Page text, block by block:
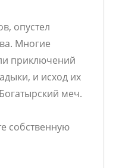
опустел
Многие
приключений
и исход их
меч.
собственную